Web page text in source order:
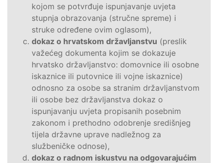
kojom se potvrđuje ispunjavanje uvjeta
stupnja obrazovanja (stručne spreme) i
struke određene ovim oglasom),
dokaz o hrvatskom državljanstvu (preslik
važećeg dokumenta kojim se dokazuje
hrvatsko državljanstvo: domovnice ili osobne
iskaznice ili putovnice ili vojne iskaznice)
odnosno za osobe sa stranim državljanstvom
ili osobe bez državljanstva dokaz o
ispunjavanju uvjeta propisanih posebnim
zakonom i prethodno odobrenje središnjeg
tijela državne uprave nadležnog za
službeničke odnose),
dokaz o radnom iskustvu na odgovarajućim